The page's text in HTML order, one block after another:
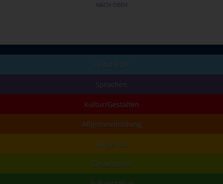
NACH OBEN
Beruf/EDV
Sprachen
Kultur/Gestalten
Allgemeinbildung
junge vhs
Gesundheit